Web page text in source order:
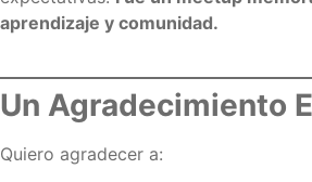
aprendizaje y comunidad.
Un Agradecimiento
Quiero agradecer a: